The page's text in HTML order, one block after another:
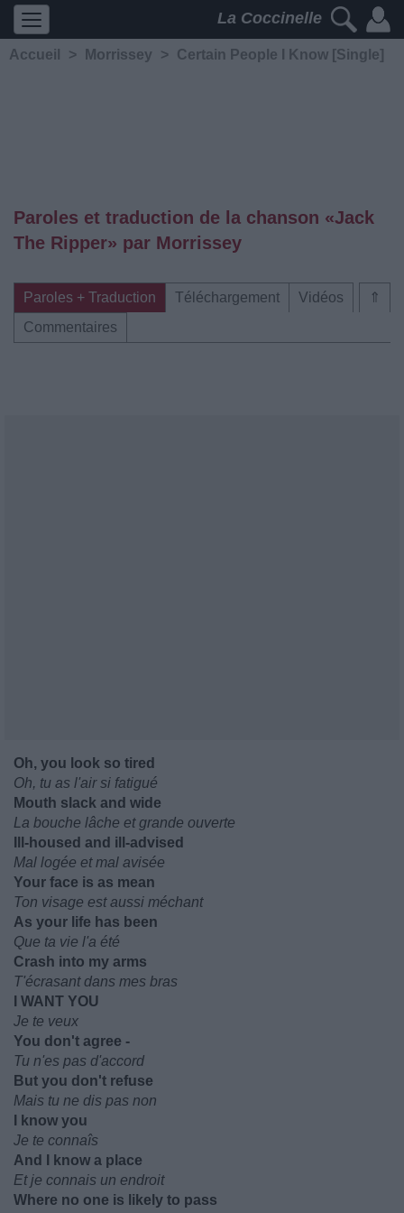
La Coccinelle
Accueil > Morrissey > Certain People I Know [Single]
Paroles et traduction de la chanson «Jack
The Ripper» par Morrissey
⇑
Paroles + Traduction Téléchargement
Vidéos
Commentaires
Oh, you look so tired
Oh, tu as l'air si fatigué
Mouth slack and wide
La bouche lâche et grande ouverte
Ill-housed and ill-advised
Mal logée et mal avisée
Your face is as mean
Ton visage est aussi méchant
As your life has been
Que ta vie l'a été
Crash into my arms
T'écrasant dans mes bras
I WANT YOU
Je te veux
You don't agree -
Tu n'es pas d'accord
But you don't refuse
Mais tu ne dis pas non
I know you
Je te connaîs
And I know a place
Et je connais un endroit
Where no one is likely to pass